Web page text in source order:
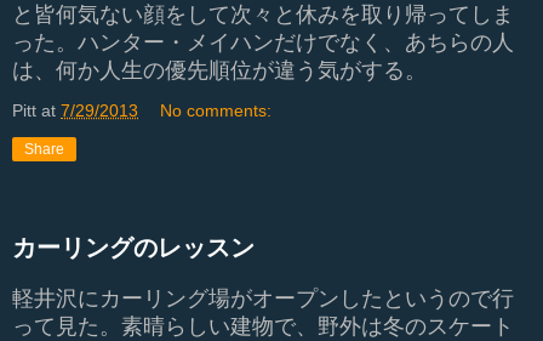
と皆何気ない顔をして次々と休みを取り帰ってしま
った。ハンター・メイハンだけでなく、あちらの人
は、何か人生の優先順位が違う気がする。
Pitt at 7/29/2013 No comments:
Share
カーリングのレッスン
軽井沢にカーリング場がオープンしたというので行
って見た。素晴らしい建物で、野外は冬のスケート